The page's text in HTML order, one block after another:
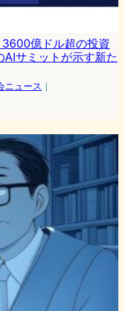
億ドル超の投資
サミットが示す新た
ニュース ｜